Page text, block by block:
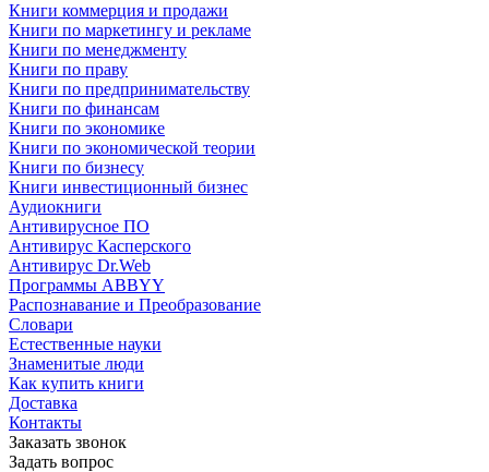
Книги коммерция и продажи
Книги по маркетингу и рекламе
Книги по менеджменту
Книги по праву
Книги по предпринимательству
Книги по финансам
Книги по экономике
Книги по экономической теории
Книги по бизнесу
Книги инвестиционный бизнес
Аудиокниги
Антивирусное ПО
Антивирус Касперского
Антивирус Dr.Web
Программы ABBYY
Распознавание и Преобразование
Словари
Естественные науки
Знаменитые люди
Как купить книги
Доставка
Контакты
Заказать звонок
Задать вопрос